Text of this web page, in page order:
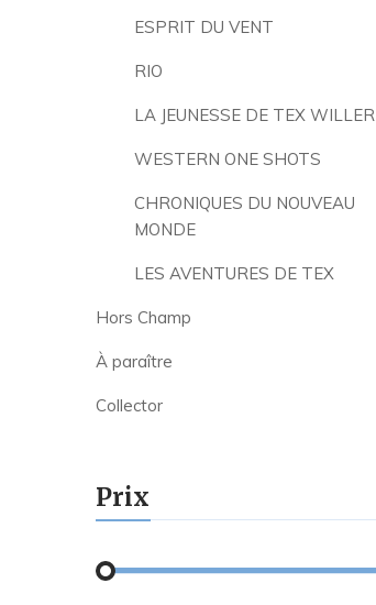
ESPRIT DU VENT
RIO
LA JEUNESSE DE TEX WILLER
WESTERN ONE SHOTS
CHRONIQUES DU NOUVEAU
MONDE
LES AVENTURES DE TEX
Hors Champ
À paraître
Collector
Prix